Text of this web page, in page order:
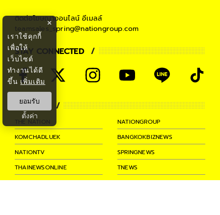
#ไอดอลเกาหลี #ข่าวบันเทิง
ติดต่อโฆษณาออนไลน์ อีเมลล์
teamsales_spring@nationgroup.com
STAY CONNECTED
PARTNER
THE NATION
NATIONGROUP
KOMCHADLUEK
BANGKOKBIZNEWS
NATIONTV
SPRINGNEWS
THAINEWSONLINE
TNEWS
THANSETTAKIJ
×
เราใช้คุกกี้
เพื่อให้
เว็บไซต์
ทำงานได้ดี
ขึ้น เพิ่มเติม
ยอมรับ
ตั้งค่า